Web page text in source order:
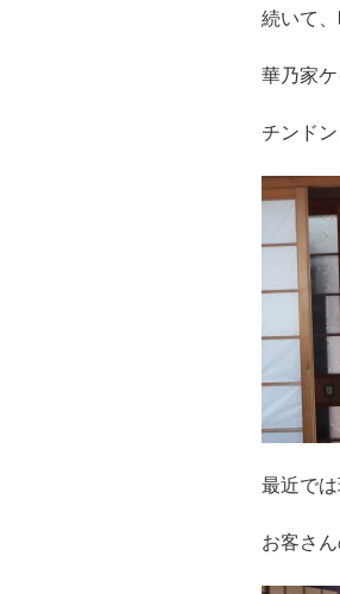
続いて
華乃家
チンド
最近で
お客さ